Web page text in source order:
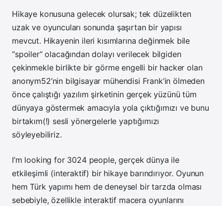
Hikaye konusuna gelecek olursak; tek düzelikten
uzak ve oyuncuları sonunda şaşırtan bir yapısı
mevcut. Hikayenin ileri kısımlarına değinmek bile
“spoiler” olacağından dolayı verilecek bilgiden
çekinmekle birlikte bir görme engelli bir hacker olan
anonym52’nin bilgisayar mühendisi Frank’in ölmeden
önce çalıştığı yazılım şirketinin gerçek yüzünü tüm
dünyaya göstermek amacıyla yola çıktığımızı ve bunu
birtakım(!) sesli yönergelerle yaptığımızı
söyleyebiliriz.
I’m looking for 3024 people, gerçek dünya ile
etkileşimli (interaktif) bir hikaye barındırıyor. Oyunun
hem Türk yapımı hem de deneysel bir tarzda olması
sebebiyle, özellikle interaktif macera oyunlarını